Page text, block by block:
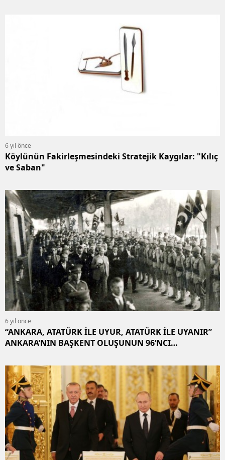
6 yıl önce
Köylünün Fakirleşmesindeki Stratejik Kaygılar: "Kılıç
ve Saban"
6 yıl önce
“ANKARA, ATATÜRK İLE UYUR, ATATÜRK İLE UYANIR”
ANKARA’NIN BAŞKENT OLUŞUNUN 96’NCI